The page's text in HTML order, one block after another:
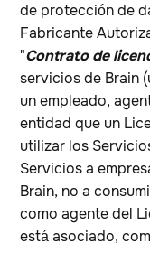
de protección de
Fabricante
"Contrato de
servicios de Brain
un empleado,
entidad que un
utilizar los
Servicios a
Brain, no a
como agente del
está asociado,